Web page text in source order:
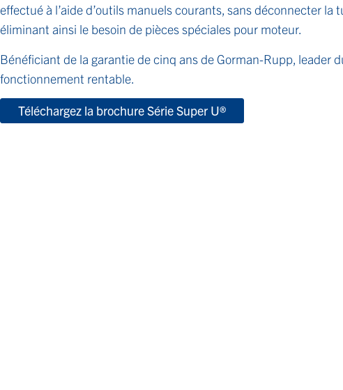
effectué à l’aide d’outils manuels courants, sans déconnecter
éliminant ainsi le besoin de pièces spéciales pour moteur.
Bénéficiant de la garantie de cinq ans de Gorman-Rupp, leader
fonctionnement rentable.
Téléchargez la brochure Série Super U®